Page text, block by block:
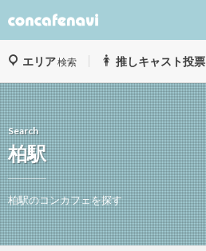
エリア検索 推しキャスト投票
Search
柏駅
柏駅のコンカフェを探す